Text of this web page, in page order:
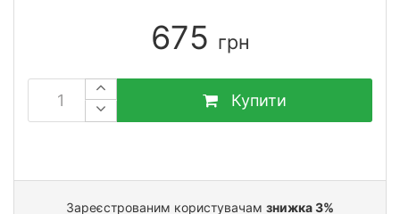
675 грн
Купити
Зареєстрованим користувачам знижка 3%